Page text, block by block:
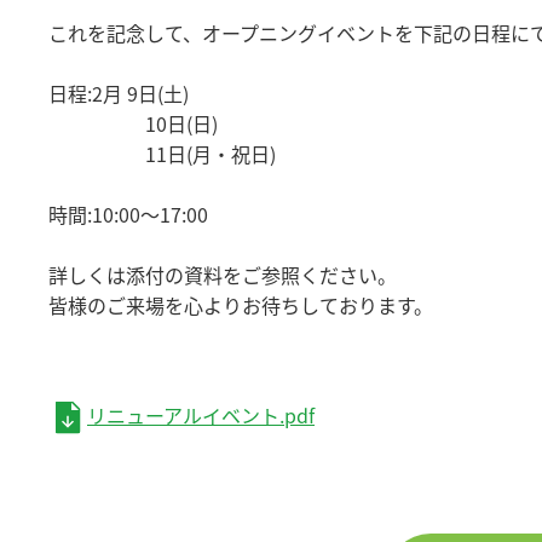
これを記念して、オープニングイベントを下記の日程に
日程:2月 9日(土)
10日(日)
11日(月・祝日)
時間:10:00～17:00
詳しくは添付の資料をご参照ください。
皆様のご来場を心よりお待ちしております。
リニューアルイベント.pdf